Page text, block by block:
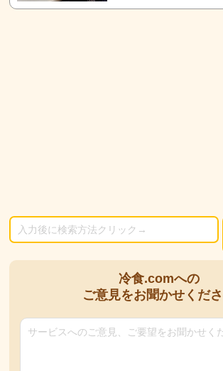
冷食.comへの
ご意見をお聞かせくだ